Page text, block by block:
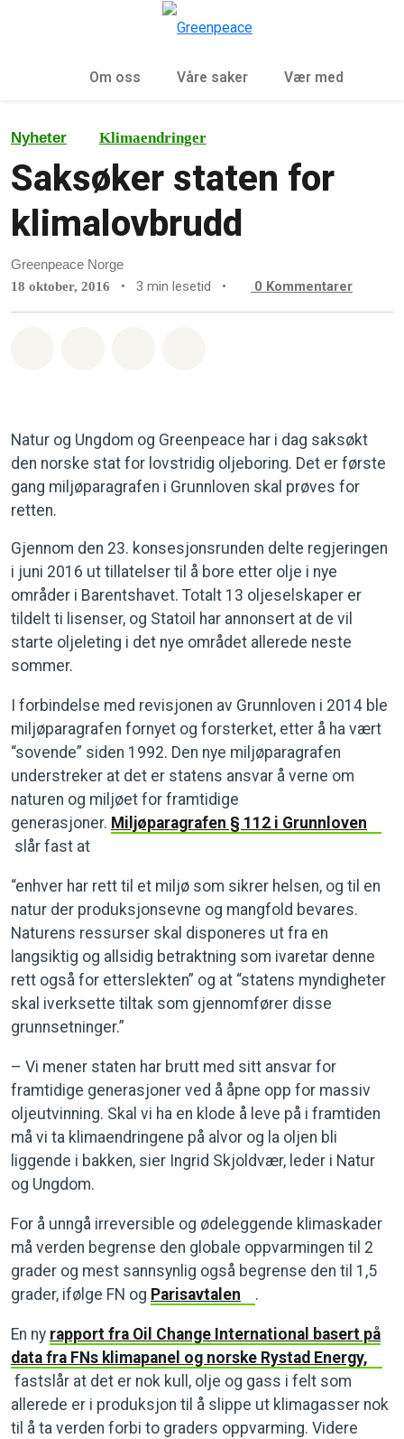
Om oss Våre saker Vær med
Nyheter Klimaendringer
Saksøker staten for
klimalovbrudd
Greenpeace Norge
18 oktober, 2016 • 3 min lesetid • 0 Kommentarer
Natur og Ungdom og Greenpeace har i dag saksøkt
den norske stat for lovstridig oljeboring. Det er første
gang miljøparagrafen i Grunnloven skal prøves for
retten.
Gjennom den 23. konsesjonsrunden delte regjeringen
i juni 2016 ut tillatelser til å bore etter olje i nye
områder i Barentshavet. Totalt 13 oljeselskaper er
tildelt ti lisenser, og Statoil har annonsert at de vil
starte oljeleting i det nye området allerede neste
sommer.
I forbindelse med revisjonen av Grunnloven i 2014 ble
miljøparagrafen fornyet og forsterket, etter å ha vært
“sovende” siden 1992. Den nye miljøparagrafen
understreker at det er statens ansvar å verne om
naturen og miljøet for framtidige
generasjoner. Miljøparagrafen § 112 i Grunnloven
slår fast at
“enhver har rett til et miljø som sikrer helsen, og til en
natur der produksjonsevne og mangfold bevares.
Naturens ressurser skal disponeres ut fra en
langsiktig og allsidig betraktning som ivaretar denne
rett også for etterslekten” og at “statens myndigheter
skal iverksette tiltak som gjennomfører disse
grunnsetninger.”
– Vi mener staten har brutt med sitt ansvar for
framtidige generasjoner ved å åpne opp for massiv
oljeutvinning. Skal vi ha en klode å leve på i framtiden
må vi ta klimaendringene på alvor og la oljen bli
liggende i bakken, sier Ingrid Skjoldvær, leder i Natur
og Ungdom.
For å unngå irreversible og ødeleggende klimaskader
må verden begrense den globale oppvarmingen til 2
grader og mest sannsynlig også begrense den til 1,5
grader, ifølge FN og Parisavtalen .
En ny rapport fra Oil Change International basert på
data fra FNs klimapanel og norske Rystad Energy,
fastslår at det er nok kull, olje og gass i felt som
allerede er i produksjon til å slippe ut klimagasser nok
til å ta verden forbi to graders oppvarming. Videre